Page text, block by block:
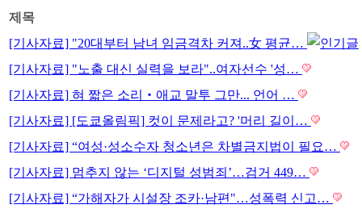
제목
[기사자료] "20대부터 남녀 임금격차 커져..女 평균…
[기사자료] "노출 대신 실력을 보라"..여자선수 '성…
[기사자료] 혀 짧은 소리‧애교 말투 그만... 언어 …
[기사자료] [도쿄올림픽] 컷이 문제라고? '머리 길이…
[기사자료] “여성·성소수자 청소년은 차별금지법이 필요…
[기사자료] 멈추지 않는 ‘디지털 성범죄’…검거 449…
[기사자료] “가해자가 시설장 조카·남편"…성폭력 신고…